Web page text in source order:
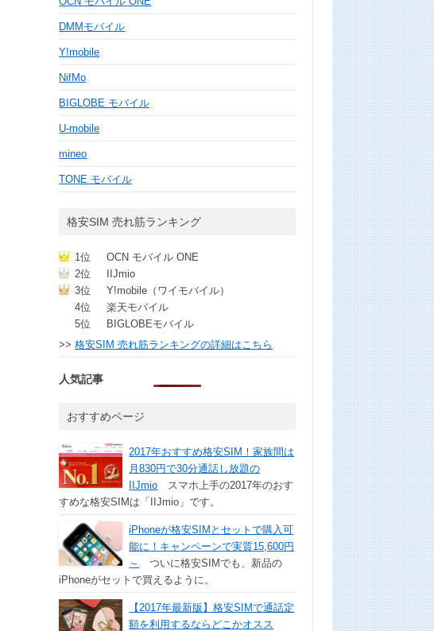
DMMモバイル
Y!mobile
NifMo
BIGLOBE モバイル
U-mobile
mineo
TONE モバイル
格安SIM 売れ筋ランキング
1位
OCN モバイル ONE
2位
IIJmio
3位
Y!mobile（ワイモバイル）
4位
楽天モバイル
5位
BIGLOBEモバイル
>>格安SIM 売れ筋ランキングの詳細はこちら
人気記事
おすすめページ
2017年おすすめ格安SIM！家族間は
月830円で30分通話し放題の
IIJmio スマホ上手の2017年のおす
すめな格安SIMは「IIJmio」です。
iPhoneが格安SIMとセットで購入可
能に！キャンペーンで実質15,600円
～
ついに格安SIMでも、新品の
iPhoneがセットで買えるように。
【2017年最新版】格安SIMで通話定
額を利用するならどこかオスス